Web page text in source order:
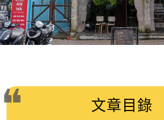
文章目錄